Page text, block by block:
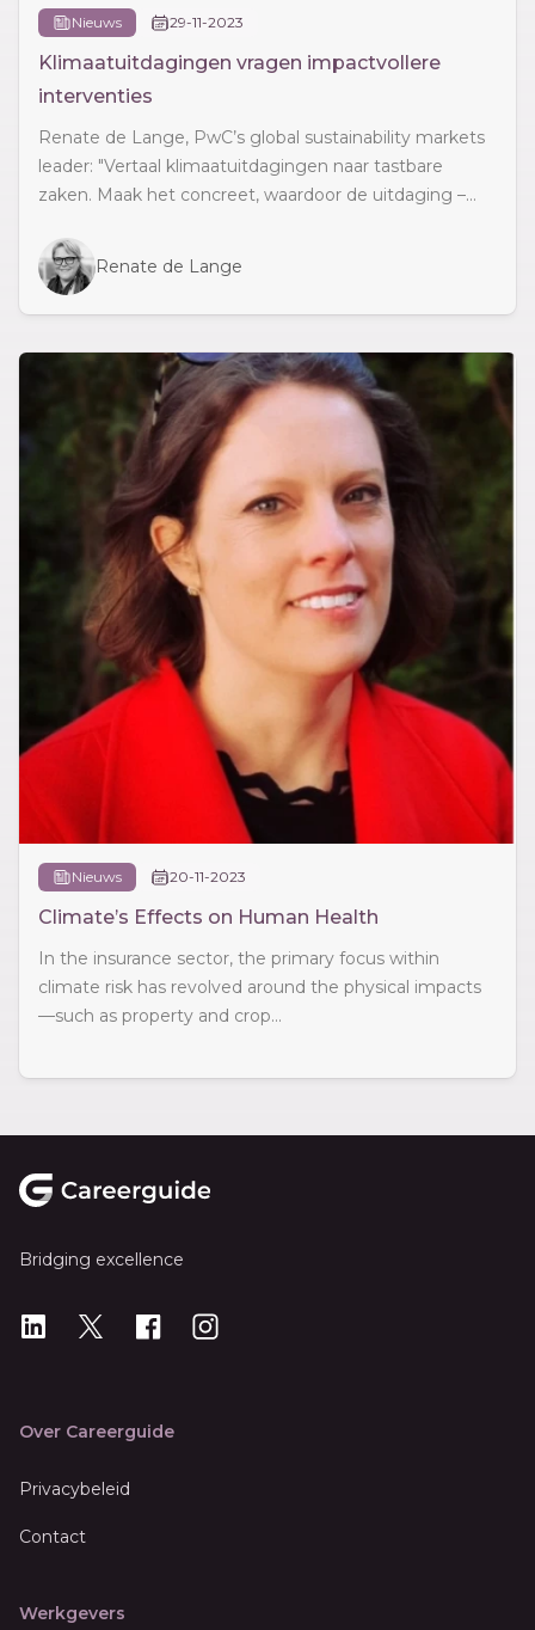
Nieuws 29-11-2023
Klimaatuitdagingen vragen impactvollere
interventies
Renate de Lange, PwC’s global sustainability markets
leader: "Vertaal klimaatuitdagingen naar tastbare
zaken. Maak het concreet, waardoor de uitdaging –...
Renate de Lange
Nieuws 20-11-2023
Climate’s Effects on Human Health
In the insurance sector, the primary focus within
climate risk has revolved around the physical impacts
—such as property and crop...
Bridging excellence
LinkedIn
X Instagram
Over Careerguide
Privacybeleid
Contact
Werkgevers